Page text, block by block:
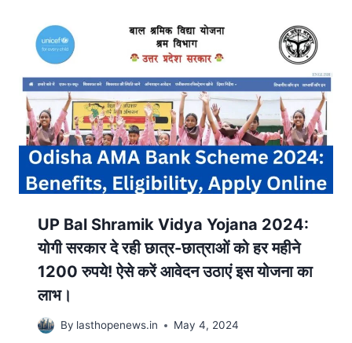
UP Bal Shramik Vidya Yojana 2024:
योगी सरकार दे रही छात्र-छात्राओं को हर महीने
1200 रुपये! ऐसे करें आवेदन उठाएं इस योजना का
लाभ।
By lasthopenews.in May 4, 2024